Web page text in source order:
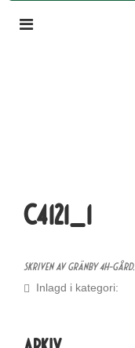
C4121_1
Skriven av Gränby 4H-gård,
Inlagd i kategori: